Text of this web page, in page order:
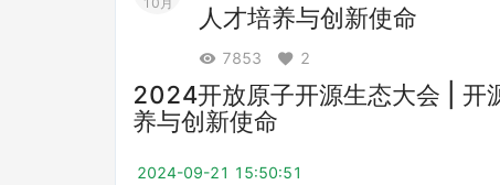
人才培养与创新使命
7853 2
2024开放原子开源生态大会 | 开
养与创新使命
2024-09-21 15:50:51